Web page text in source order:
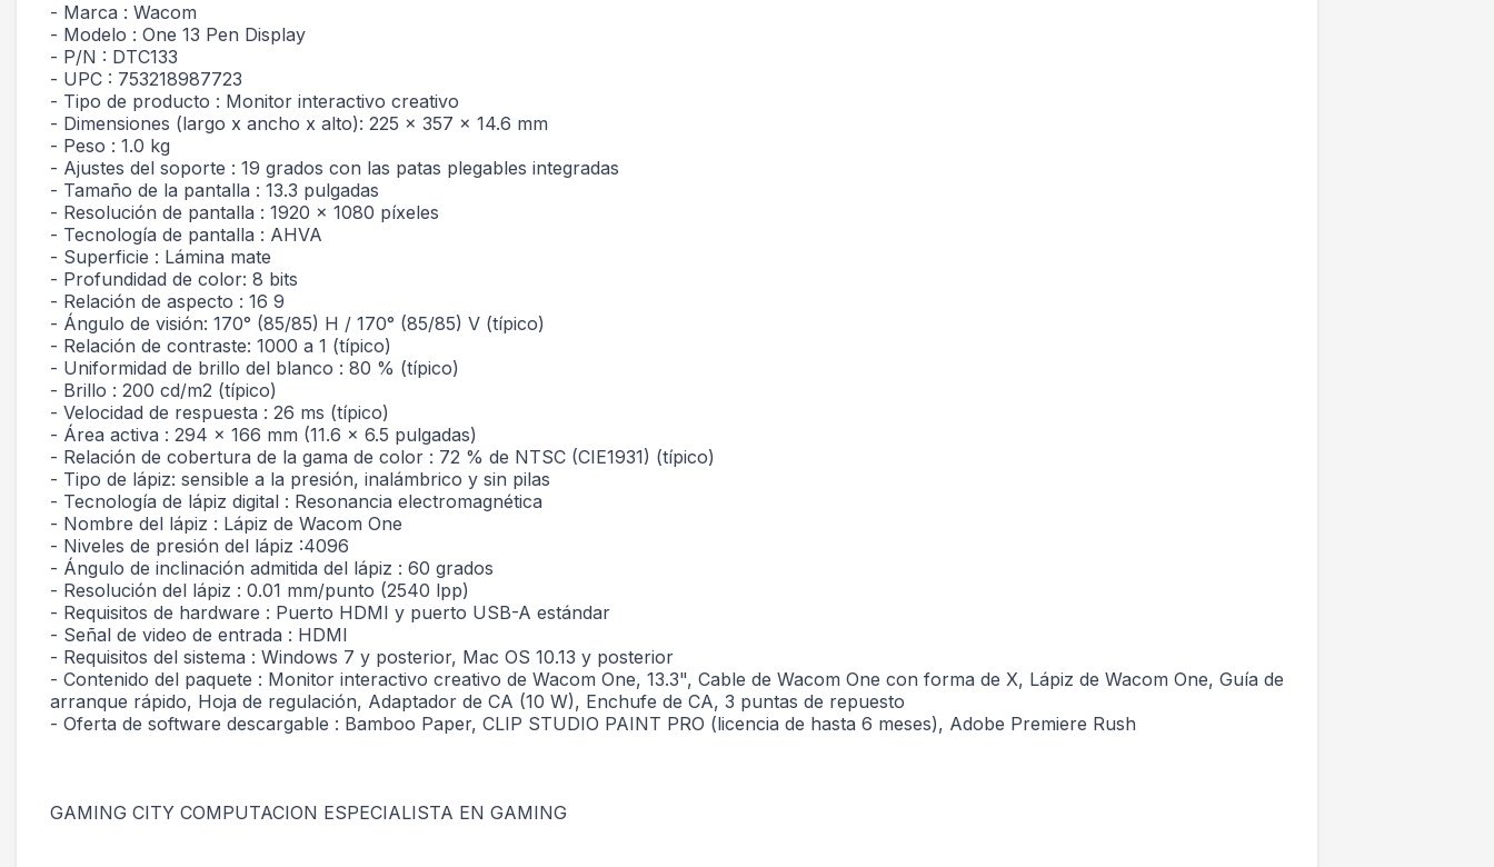
- Marca : Wacom
- Modelo : One 13 Pen Display
- P/N : DTC133
- UPC : 753218987723
- Tipo de producto : Monitor interactivo creativo
- Dimensiones (largo x ancho x alto): 225 x 357 x 14.6 mm
- Peso : 1.0 kg
- Ajustes del soporte : 19 grados con las patas plegables integradas
- Tamaño de la pantalla : 13.3 pulgadas
- Resolución de pantalla : 1920 x 1080 píxeles
- Tecnología de pantalla : AHVA
- Superficie : Lámina mate
- Profundidad de color: 8 bits
- Relación de aspecto : 16 9
- Ángulo de visión: 170° (85/85) H / 170° (85/85) V (típico)
- Relación de contraste: 1000 a 1 (típico)
- Uniformidad de brillo del blanco : 80 % (típico)
- Brillo : 200 cd/m2 (típico)
- Velocidad de respuesta : 26 ms (típico)
- Área activa : 294 x 166 mm (11.6 x 6.5 pulgadas)
- Relación de cobertura de la gama de color : 72 % de NTSC (CIE1931) (típico)
- Tipo de lápiz: sensible a la presión, inalámbrico y sin pilas
- Tecnología de lápiz digital : Resonancia electromagnética
- Nombre del lápiz : Lápiz de Wacom One
- Niveles de presión del lápiz :4096
- Ángulo de inclinación admitida del lápiz : 60 grados
- Resolución del lápiz : 0.01 mm/punto (2540 lpp)
- Requisitos de hardware : Puerto HDMI y puerto USB-A estándar
- Señal de video de entrada : HDMI
- Requisitos del sistema : Windows 7 y posterior, Mac OS 10.13 y posterior
- Contenido del paquete : Monitor interactivo creativo de Wacom One, 13.3", Cable de Wacom One con forma de X, Lápiz de Wacom One, Guía de
arranque rápido, Hoja de regulación, Adaptador de CA (10 W), Enchufe de CA, 3 puntas de repuesto
- Oferta de software descargable : Bamboo Paper, CLIP STUDIO PAINT PRO (licencia de hasta 6 meses), Adobe Premiere Rush
GAMING CITY COMPUTACION ESPECIALISTA EN GAMING